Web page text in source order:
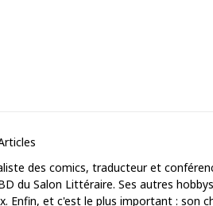
des comics, traducteur et
du Salon Littéraire. Ses autres
Enfin, et c'est le plus important : son